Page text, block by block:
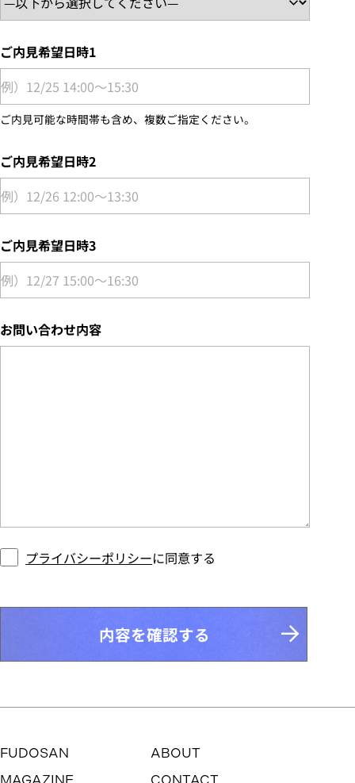
ご内見希望日時1
ご内見可能な時間帯も含め、複数ご指定ください。
ご内見希望日時2
ご内見希望日時3
お問い合わせ内容
プライバシーポリシーに同意する
内容を確認する
FUDOSAN
ABOUT